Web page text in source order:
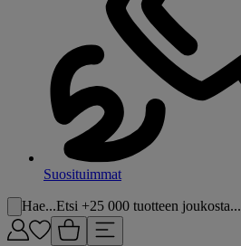
Suosituimmat
Hae...Etsi +25 000 tuotteen joukosta...